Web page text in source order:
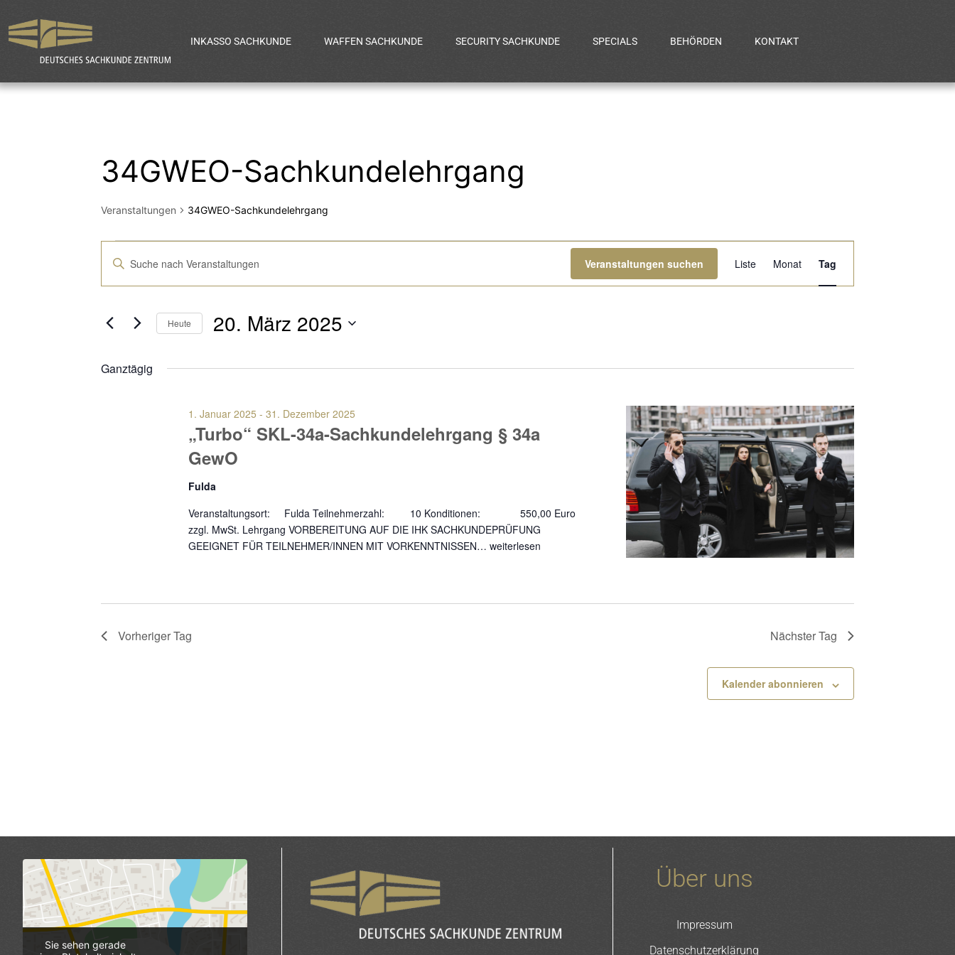
INKASSO SACHKUNDE WAFFEN SACHKUNDE SECURITY SACHKUNDE SPECIALS BEHÖRDEN KONTAKT
34GWEO-Sachkundelehrgang
Veranstaltungen 34GWEO-Sachkundelehrgang
Veranstaltungen
Suche
Navigation
Bitte
Suche
Veranstaltungen
Veranstaltungen suchen
Veranstaltung
Ansichten-
Liste Monat Tag
Heute 20. März 2025
wählen.
Ganztägig
„Turbo“ SKL-34a-Sachkundelehrgang § 34a
GewO
1. Januar 2025 -31. Dezember 2025
Fulda
Veranstaltungsort: Fulda Teilnehmerzahl: 10 Konditionen: 550,00 Euro
zzgl. MwSt. Lehrgang VORBEREITUNG AUF DIE IHK SACHKUNDEPRÜFUNG
GEEIGNET FÜR TEILNEHMER/INNEN MIT VORKENNTNISSEN…weiterlesen
Vorheriger Tag Nächster Tag
Kalender abonnieren
Sie sehen gerade
Über uns
Impressum
Datenschutzerklärung